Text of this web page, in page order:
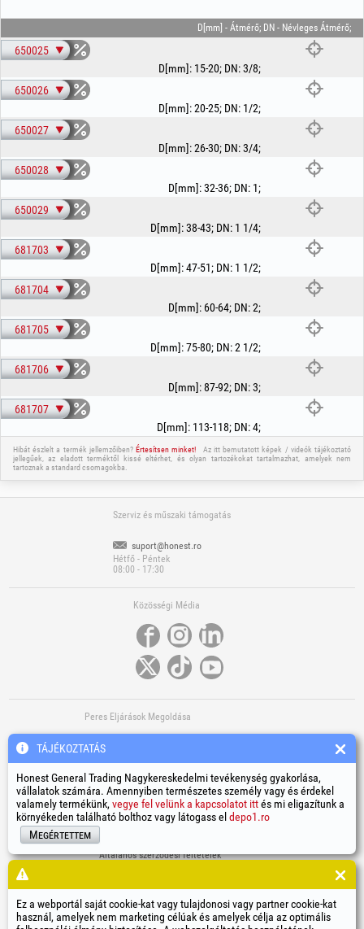
D[mm] - Átmérő; DN - Névleges Átmérő;
650025
D[mm]: 15-20; DN:3/8;
650026
D[mm]:20-25; DN: 1/2;
650027
D[mm]:26-30; DN:3/4;
650028
D[mm]:32-36; DN: 1;
650029
D[mm]:38-43; DN: 1 1/4;
681703
D[mm]:47-51; DN: 1 1/2;
681704
D[mm]: 60-64; DN:2;
681705
D[mm]:75-80; DN:2 1/2;
681706
D[mm]:87-92; DN:3;
681707
D[mm]: 113-118; DN:4;
Hibát észlelt a termék jellemzőiben?Értesítsen minket!
Az itt bemutatott képek / videók tájékoztató
jellegűek, az eladott terméktől kissé eltérhet, és olyan tartozékokat tartalmazhat, amelyek nem
tartoznak a standard csomagokba.
Szerviz és műszaki támogatás
suport@honest.ro
Hétfő - Péntek
08:00 - 17:30
Közösségi Média
Peres Eljárások Megoldása
További Hasznos Linkek
Általános szerződési feltételek
A társaság azonosító adatai
A jogviták online rendezése
TÁJÉKOZTATÁS
Honest General Trading Nagykereskedelmi tevékenység gyakorlása,
vállalatok számára. Amennyiben természetes személy vagy és érdekel
valamely termékünk, vegye fel velünk a kapcsolatot ittés mi eligazítunk a
környékeden található bolthoz vagy látogass el depo1.ro
Megértettem
Ez a webportál saját cookie-kat vagy tulajdonosi vagy partner cookie-kat
használ, amelyek nem marketing célúak és amelyek célja az optimális